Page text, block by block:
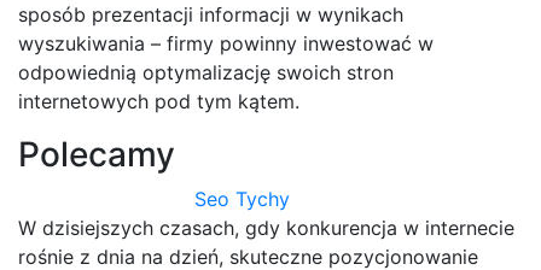
sposób prezentacji informacji w wynikach
wyszukiwania – firmy powinny inwestować w
odpowiednią optymalizację swoich stron
internetowych pod tym kątem.
Polecamy
Seo Tychy
W dzisiejszych czasach, gdy konkurencja w internecie
rośnie z dnia na dzień, skuteczne pozycjonowanie